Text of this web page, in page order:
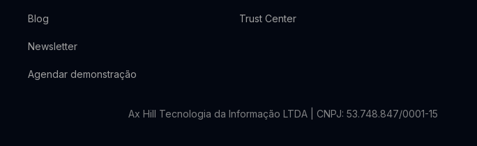
Blog
Newsletter
Agendar demonstração
Trust Center
Ax Hill Tecnologia da Informação LTDA | CNPJ: 53.748.847/0001-15